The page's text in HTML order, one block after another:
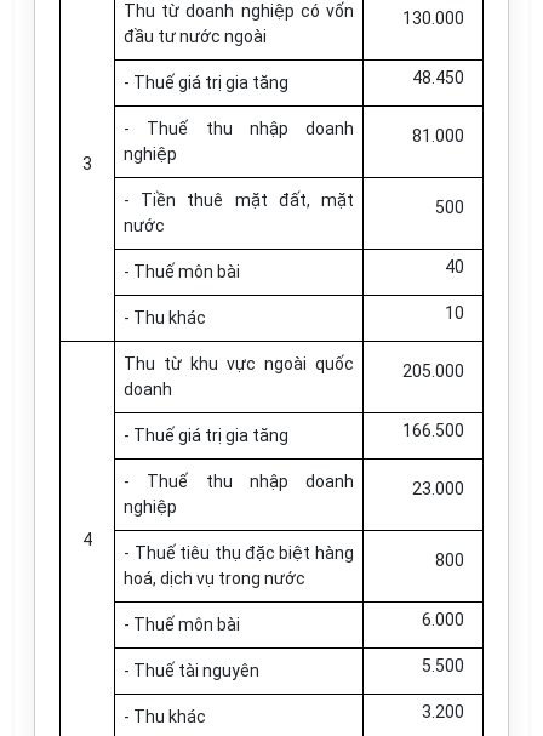
3
Thu từ doanh nghiệp có vốn
đầu tư nước ngoài
130.000
- Thuế giá trị gia tăng 48.450
- Thuế thu nhập doanh
nghiệp
81.000
- Tiền thuê mặt đất, mặt
nước
500
- Thuế môn bài 40
- Thu khác 10
4
Thu từ khu vực ngoài quốc
doanh
205.000
- Thuế giá trị gia tăng 166.500
- Thuế thu nhập doanh
nghiệp
23.000
- Thuế tiêu thụ đặc biệt hàng
hoá, dịch vụ trong nước
800
- Thuế môn bài 6.000
- Thuế tài nguyên 5.500
- Thu khác 3.200